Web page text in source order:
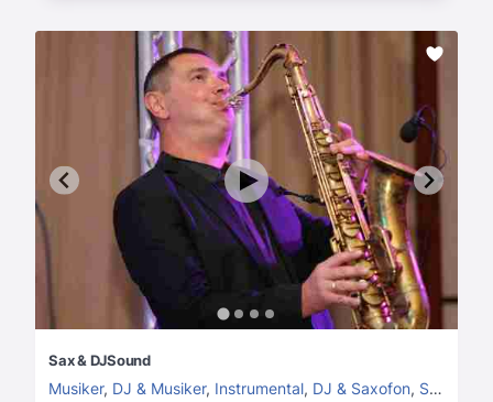
Sax & DJSound
Musiker, DJ & Musiker, Instrumental, DJ & Saxofon, Saxofonist